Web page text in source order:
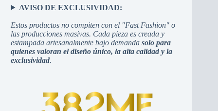
AVISO DE EXCLUSIVIDAD:
Estos productos no compiten con el "Fast Fashion" o
las producciones masivas. Cada pieza es creada y
estampada artesanalmente bajo demandasolo para
quienes valoran el diseño único, la alta calidad y la
exclusividad.